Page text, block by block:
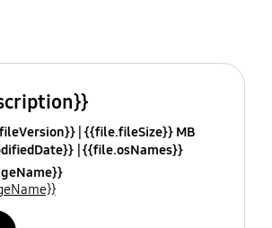
{{file.fileSize}} MB
{{file.osNames}}